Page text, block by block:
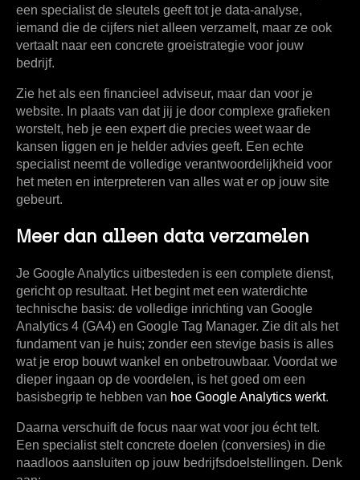
een specialist de sleutels geeft tot je data-analyse,
iemand die de cijfers niet alleen verzamelt, maar ze ook
vertaalt naar een concrete groeistrategie voor jouw
bedrijf.
Zie het als een financieel adviseur, maar dan voor je
website. In plaats van dat jij je door complexe grafieken
worstelt, heb je een expert die precies weet waar de
kansen liggen en je helder advies geeft. Een echte
specialist neemt de volledige verantwoordelijkheid voor
het meten en interpreteren van alles wat er op jouw site
gebeurt.
Meer dan alleen data verzamelen
Je Google Analytics uitbesteden is een complete dienst,
gericht op resultaat. Het begint met een waterdichte
technische basis: de volledige inrichting van Google
Analytics 4 (GA4) en Google Tag Manager. Zie dit als het
fundament van je huis; zonder een stevige basis is alles
wat je erop bouwt wankel en onbetrouwbaar. Voordat we
dieper ingaan op de voordelen, is het goed om een
basisbegrip te hebben van hoe Google Analytics werkt.
Daarna verschuift de focus naar wat voor jou écht telt.
Een specialist stelt concrete doelen (conversies) in die
naadloos aansluiten op jouw bedrijfsdoelstellingen. Denk